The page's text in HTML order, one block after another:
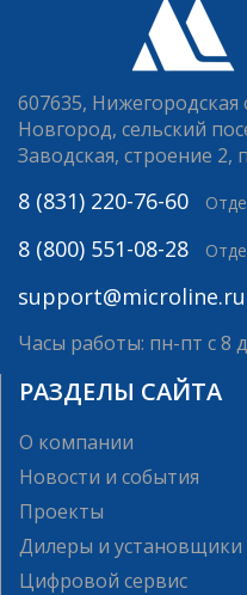
607635, Нижегородская
Новгород, сельский
Заводская, строение 2,
8 (831) 220-76-60
8 (800) 551-08-28
support@microline.ru
Часы работы: пн-пт с 8
РАЗДЕЛЫ САЙТА
О компании
Новости и события
Проекты
Дилеры и установщики
Цифровой сервис